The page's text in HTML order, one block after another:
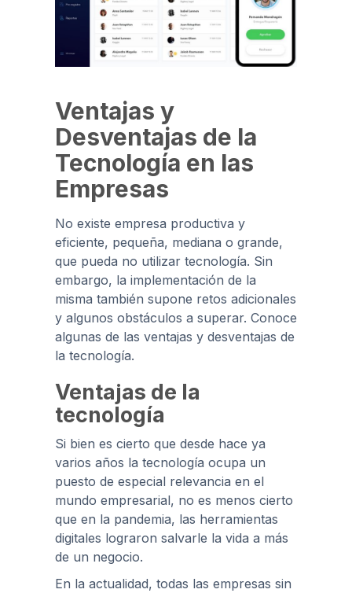
Ventajas y
Desventajas de la
Tecnología en las
Empresas
No existe empresa productiva y
eficiente, pequeña, mediana o grande,
que pueda no utilizar tecnología. Sin
embargo, la implementación de la
misma también supone retos adicionales
y algunos obstáculos a superar. Conoce
algunas de las ventajas y desventajas de
la tecnología.
Ventajas de la
tecnología
Si bien es cierto que desde hace ya
varios años la tecnología ocupa un
puesto de especial relevancia en el
mundo empresarial, no es menos cierto
que en la pandemia, las herramientas
digitales lograron salvarle la vida a más
de un negocio.
En la actualidad, todas las empresas sin